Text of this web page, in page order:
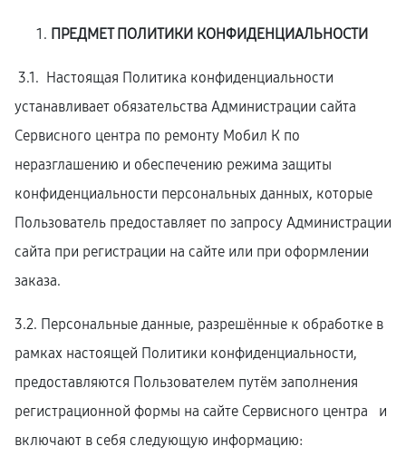
ПРЕДМЕТ ПОЛИТИКИ КОНФИДЕНЦИАЛЬНОСТИ
3.1. Настоящая Политика конфиденциальности
устанавливает обязательства Администрации сайта
Сервисного центра по ремонту Мобил К по
неразглашению и обеспечению режима защиты
конфиденциальности персональных данных, которые
Пользователь предоставляет по запросу Администрации
сайта при регистрации на сайте или при оформлении
заказа.
3.2. Персональные данные, разрешённые к обработке в
рамках настоящей Политики конфиденциальности,
предоставляются Пользователем путём заполнения
регистрационной формы на cайте Сервисного центра и
включают в себя следующую информацию: